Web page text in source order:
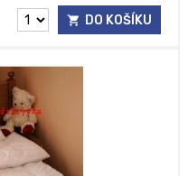
DO KOŠÍKU